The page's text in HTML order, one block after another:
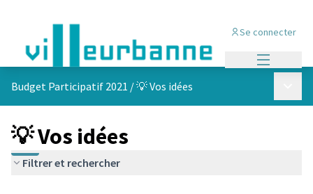
Se connecter
Budget Participatif 2021 /💡 Vos idées
💡 Vos idées
Filtrer et rechercher